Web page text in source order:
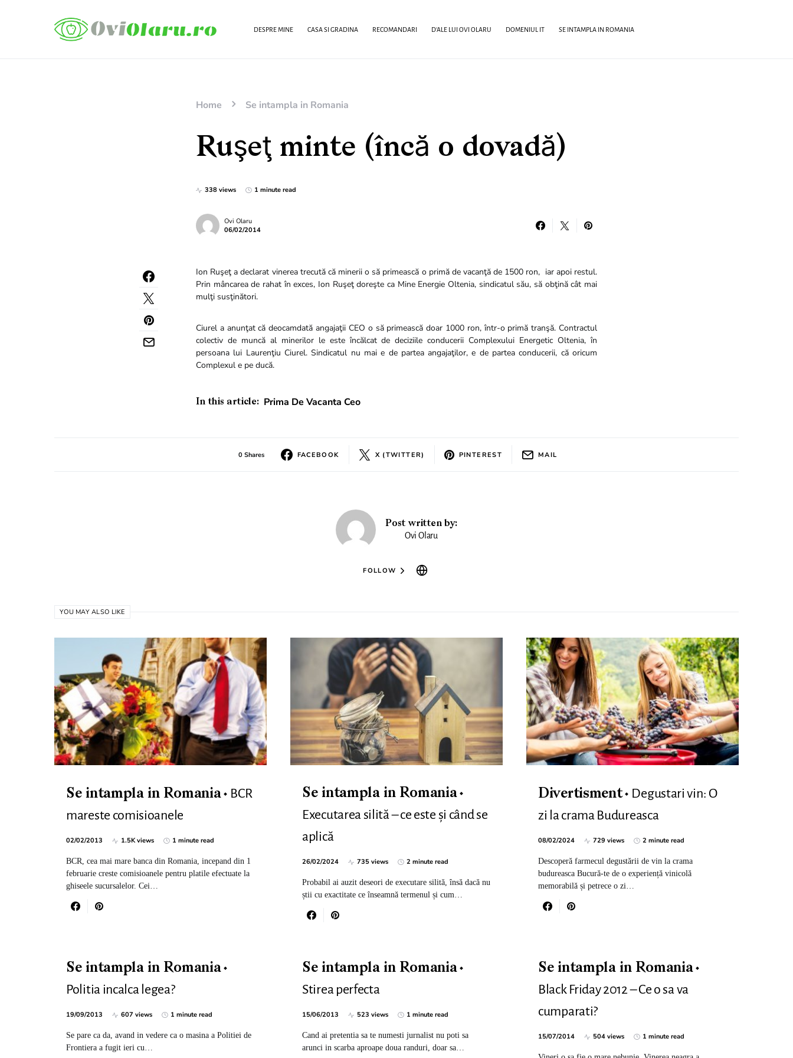
DESPRE MINE CASA SI GRADINA RECOMANDARI D’ALE LUI OVI OLARU DOMENIUL IT SE INTAMPLA IN ROMANIA
Home Se intampla in Romania
Ruşeţ minte (încă o dovadă)
338 views 1 minute read
Ovi Olaru
06/02/2014
Ion Ruşeţ a declarat vinerea trecută că minerii o să primească o primă de vacanţă de 1500 ron, iar apoi restul.
Prin mâncarea de rahat în exces, Ion Ruşeţ doreşte ca Mine Energie Oltenia, sindicatul său, să obţină cât mai
mulţi susţinători.
Ciurel a anunţat că deocamdată angajaţii CEO o să primească doar 1000 ron, într-o primă tranşă. Contractul
colectiv de muncă al minerilor le este încălcat de deciziile conducerii Complexului Energetic Oltenia, în
persoana lui Laurenţiu Ciurel. Sindicatul nu mai e de partea angajaţilor, e de partea conducerii, că oricum
Complexul e pe ducă.
In this article: Prima De Vacanta Ceo
0 Shares FACEBOOK X (TWITTER) PINTEREST MAIL
Post written by:
Ovi Olaru
FOLLOW
YOU MAY ALSO LIKE
Se intampla in Romania
BCR
mareste comisioanele
02/02/2013 1.5K views 1 minute read
BCR, cea mai mare banca din Romania, incepand din 1
februarie creste comisioanele pentru platile efectuate la
ghiseele sucursalelor. Cei…
Se intampla in Romania
Executarea silită – ce este și când se
aplică
26/02/2024 735 views 2 minute read
Probabil ai auzit deseori de executare silită, însă dacă nu
știi cu exactitate ce înseamnă termenul și cum…
Divertisment
Degustari vin: O
zi la crama Budureasca
08/02/2024 729 views 2 minute read
Descoperă farmecul degustării de vin la crama
budureasca Bucură-te de o experiență vinicolă
memorabilă și petrece o zi…
Se intampla in Romania
Politia incalca legea?
19/09/2013 607 views 1 minute read
Se pare ca da, avand in vedere ca o masina a Politiei de
Frontiera a fugit ieri cu…
Se intampla in Romania
Stirea perfecta
15/06/2013 523 views 1 minute read
Cand ai pretentia sa te numesti jurnalist nu poti sa
arunci in scarba aproape doua randuri, doar sa…
Se intampla in Romania
Black Friday 2012 – Ce o sa va
cumparati?
15/07/2014 504 views 1 minute read